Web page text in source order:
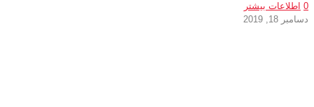
0 اطلاعات بیشتر
دسامبر 18, 2019